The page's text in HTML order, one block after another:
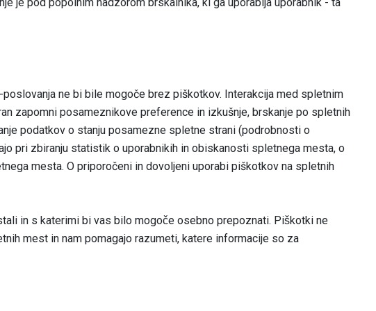
ne bi bile mogoče brez piškotkov. Interakcija med spletnim
zapomni posameznikove preference in izkušnje, brskanje po spletnih
podatkov o stanju posamezne spletne strani (podrobnosti o
pri zbiranju statistik o uporabnikih in obiskanosti spletnega mesta, o
mesta. O priporočeni in dovoljeni uporabi piškotkov na spletnih
in s katerimi bi vas bilo mogoče osebno prepoznati. Piškotki ne
mest in nam pomagajo razumeti, katere informacije so za